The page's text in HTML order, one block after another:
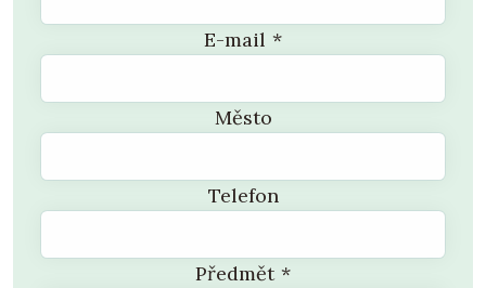
E-mail *
Město
Telefon
Předmět*